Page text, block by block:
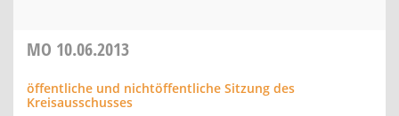
MO 10.06.2013
öffentliche und nichtöffentliche Sitzung des
Kreisausschusses